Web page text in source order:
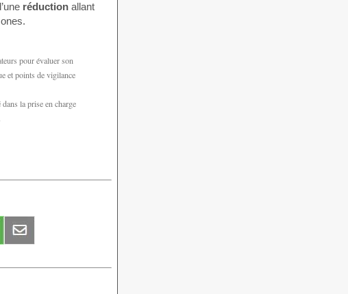
réduction allant
pour évaluer son
et points de vigilance
la prise en charge